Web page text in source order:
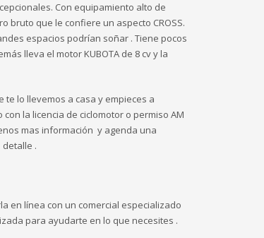
Con equipamiento alto de
bruto que le confiere un aspecto CROSS.
espacios podrían soñar . Tiene pocos
lleva el motor KUBOTA de 8 cv y la
lo llevemos a casa y empieces a
la licencia de ciclomotor o permiso AM
mas información y agenda una
.
en línea con un comercial especializado
para ayudarte en lo que necesites .